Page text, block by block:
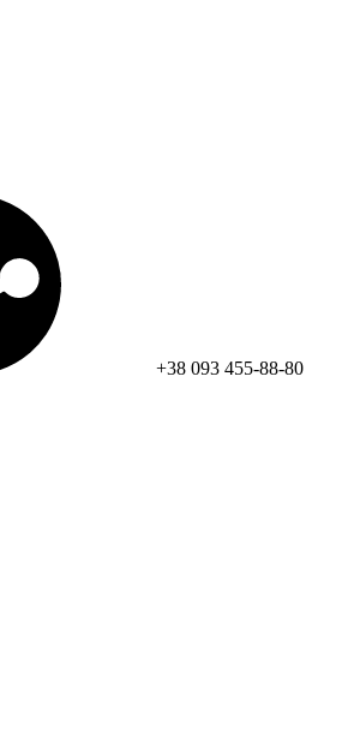
+38 093 455-88-80